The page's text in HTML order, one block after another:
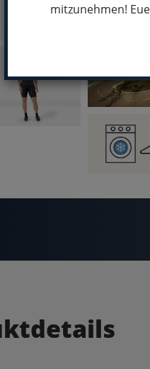
mitzunehmen!